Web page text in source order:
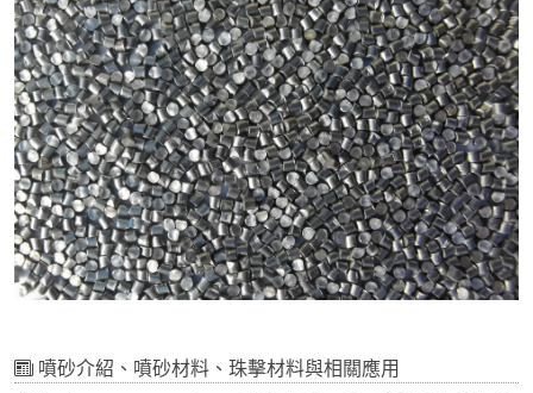
噴砂介紹、噴砂材料、珠擊材料與相關應用